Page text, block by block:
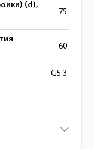
(d),
75
60
G5.3